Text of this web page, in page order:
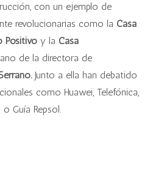
con un ejemplo de
revolucionarias como la Casa
Positivoy la Casa
de la directora de
Junto a ella han debatido
como Huawei, Telefónica,
Guía Repsol.